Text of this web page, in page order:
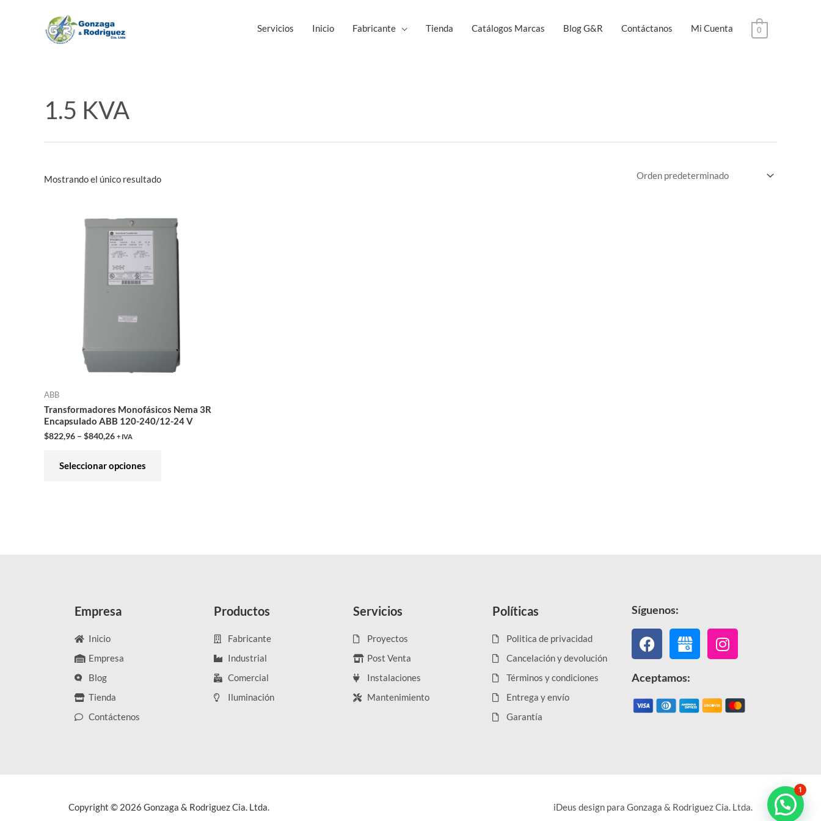
Servicios Inicio Fabricante Tienda Catálogos Marcas Blog G&R Contáctanos Mi Cuenta 0
1.5 KVA
Mostrando el único resultado
ABB
Transformadores Monofásicos Nema 3R
Encapsulado ABB 120-240/12-24 V
$822,96 – $840,26 + IVA
Seleccionar opciones
Este
producto
tiene
opciones
pueden
elegir
página
Empresa
Inicio
Empresa
Blog
Tienda
Contáctenos
Productos
Fabricante
Industrial
Comercial
Iluminación
Servicios
Proyectos
Post Venta
Instalaciones
Mantenimiento
Políticas
Politica de privacidad
Cancelación y devolución
Términos y condiciones
Entrega y envío
Garantía
Síguenos:
Facebook Instagram
Aceptamos:
Copyright © 2026 Gonzaga & Rodriguez Cia. Ltda. iDeus design para Gonzaga & Rodriguez Cia. Ltda.
1
¿Necesitas ayuda?